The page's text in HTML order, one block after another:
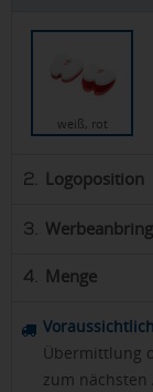
weiß, rot
2. Logoposition
3.
4. Menge
Übermittlung
zum